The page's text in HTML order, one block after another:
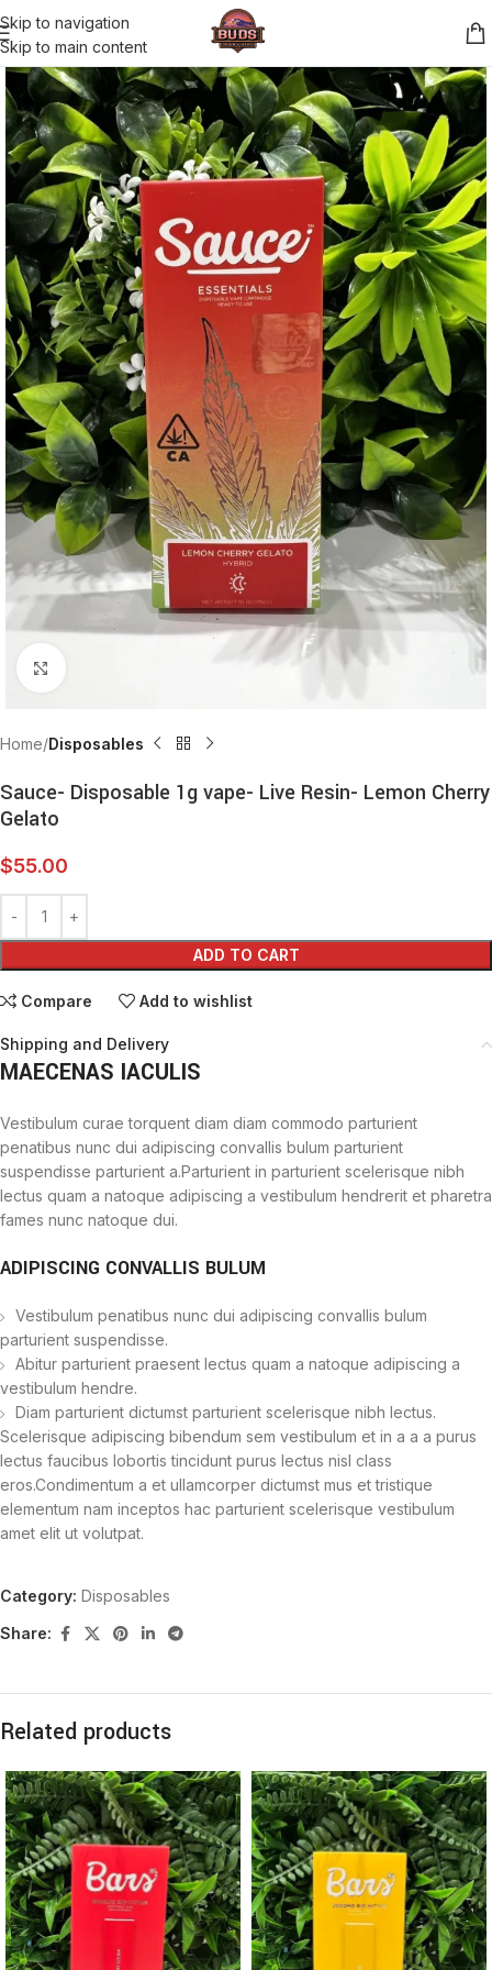
Skip to navigation
Skip to main content
Home Disposables
Sauce- Disposable 1g vape- Live Resin- Lemon Cherry
Gelato
$55.00
ADD TO CART
Compare Add to wishlist
Shipping and Delivery
MAECENAS IACULIS
Vestibulum curae torquent diam diam commodo parturient
penatibus nunc dui adipiscing convallis bulum parturient
suspendisse parturient a.Parturient in parturient scelerisque nibh
lectus quam a natoque adipiscing a vestibulum hendrerit et pharetra
fames nunc natoque dui.
ADIPISCING CONVALLIS BULUM
Vestibulum penatibus nunc dui adipiscing convallis bulum
parturient suspendisse.
Abitur parturient praesent lectus quam a natoque adipiscing a
vestibulum hendre.
Diam parturient dictumst parturient scelerisque nibh lectus.
Scelerisque adipiscing bibendum sem vestibulum et in a a a purus
lectus faucibus lobortis tincidunt purus lectus nisl class
eros.Condimentum a et ullamcorper dictumst mus et tristique
elementum nam inceptos hac parturient scelerisque vestibulum
amet elit ut volutpat.
Category: Disposables
Share:
Related products